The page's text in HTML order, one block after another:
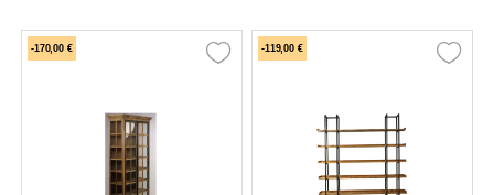
-170,00 € -119,00 €